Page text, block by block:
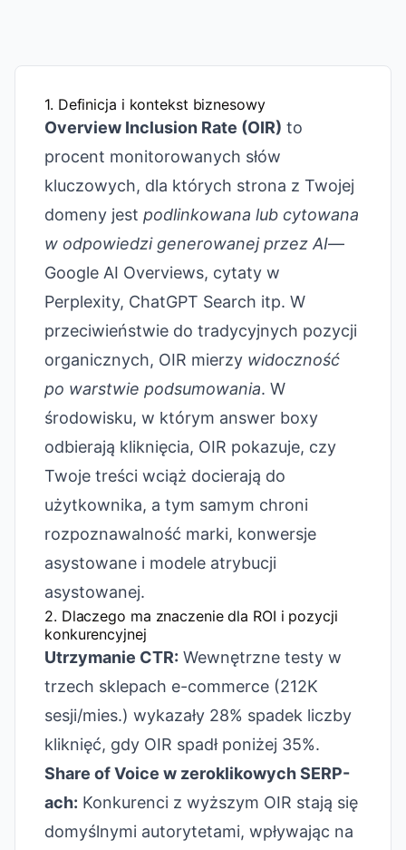
1. Definicja i kontekst biznesowy
Overview Inclusion Rate (OIR) to
procent monitorowanych słów
kluczowych, dla których strona z Twojej
domeny jest podlinkowana lub cytowana
w odpowiedzi generowanej przez AI—
Google AI Overviews, cytaty w
Perplexity, ChatGPT Search itp. W
przeciwieństwie do tradycyjnych pozycji
organicznych, OIR mierzy widoczność
po warstwie podsumowania. W
środowisku, w którym answer boxy
odbierają kliknięcia, OIR pokazuje, czy
Twoje treści wciąż docierają do
użytkownika, a tym samym chroni
rozpoznawalność marki, konwersje
asystowane i modele atrybucji
asystowanej.
2. Dlaczego ma znaczenie dla ROI i pozycji
konkurencyjnej
Utrzymanie CTR: Wewnętrzne testy w
trzech sklepach e-commerce (212K
sesji/mies.) wykazały 28% spadek liczby
kliknięć, gdy OIR spadł poniżej 35%.
Share of Voice w zeroklikowych SERP-
ach: Konkurenci z wyższym OIR stają się
domyślnymi autorytetami, wpływając na